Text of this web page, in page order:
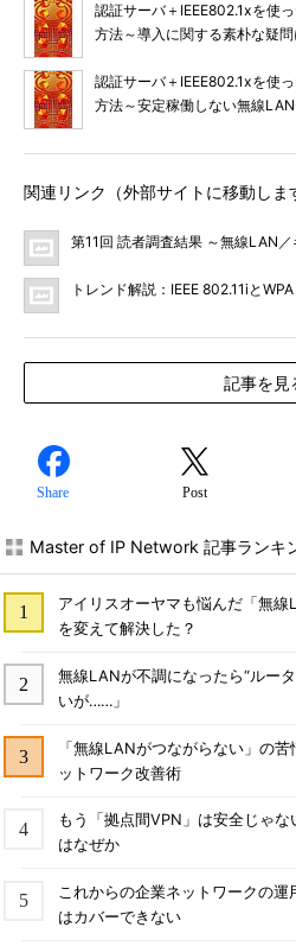
認証サーバ＋IEEE802.1xを使
方法～導入に関する素朴な疑
認証サーバ＋IEEE802.1xを使
方法～安定稼働しない無線
関連リンク（外部サイトに移動しま
第11回 読者調査結果 ～無線LAN
トレンド解説：IEEE 802.11iとWPA
記事を見
Share Post
Master of IP Network 記事ランキ
アイリスオーヤマも悩んだ「無
を変えて解決した？
無線LANが不調になったら“ルー
いが……」
「無線LANがつながらない」の
ットワーク改善術
もう「拠点間VPN」は安全じゃ
はなぜか
これからの企業ネットワークの
はカバーできない